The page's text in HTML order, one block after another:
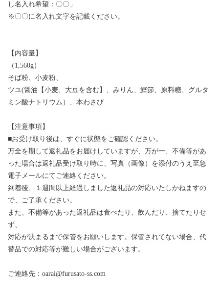
し名入れ希望：〇〇」
※〇〇に名入れ文字を記載ください。
【内容量】
（1,560g）
そば粉、小麦粉、
ツユ(醤油【小麦、大豆を含む】、みりん、鰹節、原料糖、グルタ
ミン酸ナトリウム）、本わさび
【注意事項】
■お受け取り後は、すぐに状態をご確認ください。
万全を期して返礼品をお届けしていますが、万が一、不備等があ
った場合は返礼品受け取り時に、写真（画像）を添付のうえ至急
電子メールにてご連絡ください。
到着後、１週間以上経過しました返礼品の対応いたしかねますの
で、ご了承ください。
また、不備等があった返礼品は食べたり、飲んだり、捨てたりせ
ず、
対応が決まるまで保管をお願いします。保管されてない場合、代
替品での対応等が難しい場合がございます。
ご連絡先：oarai@furusato-ss.com